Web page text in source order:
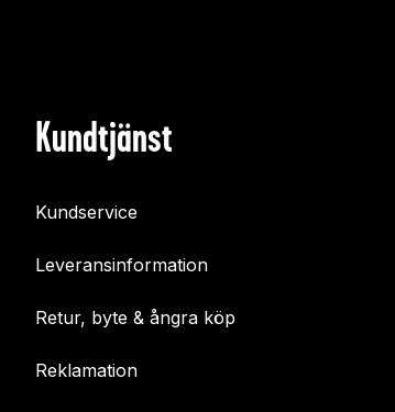
Kundtjänst
Kundservice
Leveransinformation
Retur, byte & ångra köp
Reklamation